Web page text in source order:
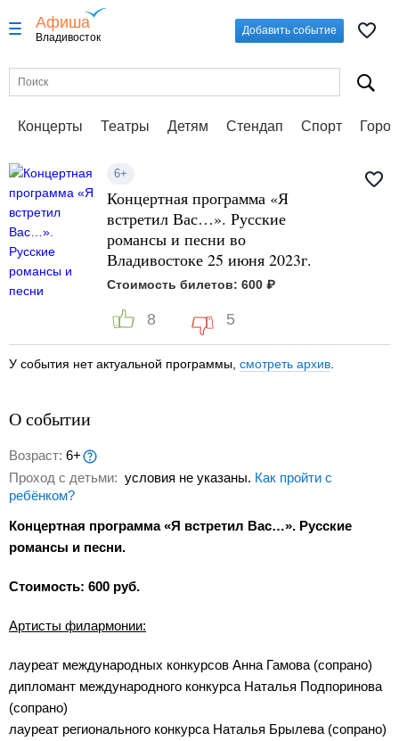
Афиша
Владивосток
Добавить событие
Концерты Театры Детям Стендап Спорт
6+
Концертная программа «Я
встретил Вас…». Русские
романсы и песни во
Владивостоке 25 июня 2023г.
Стоимость билетов: 600 ₽
8 5
У события нет актуальной программы, смотреть архив
О событии
Возраст: 6+
Проход с детьми: условия не указаны. Как пройти с
ребёнком?
Концертная программа «Я встретил Вас…». Русские
романсы и песни.
Стоимость: 600 руб.
Артисты филармонии:
лауреат международных конкурсов Анна Гамова (сопрано)
дипломант международного конкурса Наталья Подпоринова
(сопрано)
лауреат регионального конкурса Наталья Брылева (сопрано)